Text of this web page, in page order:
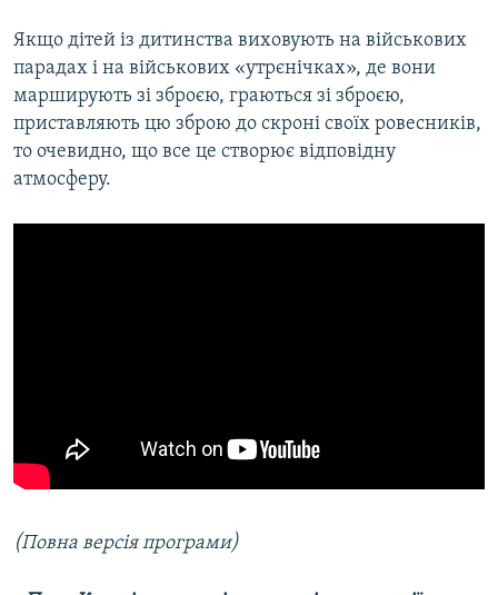
Якщо дітей із дитинства виховують на військових
парадах і на військових «утрєнічках», де вони
марширують зі зброєю, граються зі зброєю,
приставляють цю зброю до скроні своїх ровесників,
то очевидно, що все це створює відповідну
атмосферу.
(Повна версія програми)